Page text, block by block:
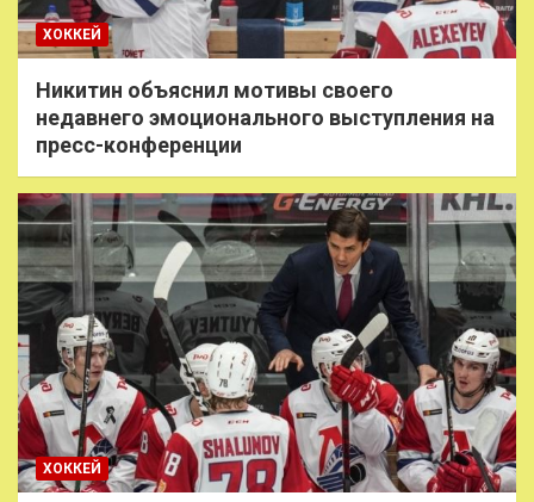
ХОККЕЙ
Никитин объяснил мотивы своего
недавнего эмоционального выступления на
пресс-конференции
ХОККЕЙ